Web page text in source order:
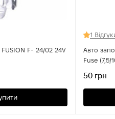
F- 24/02 24V
1
Авто
Fuse (7,5/
50 грн